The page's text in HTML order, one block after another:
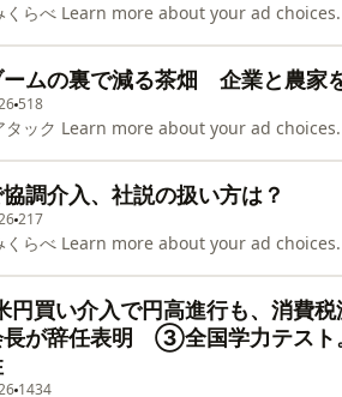
くらべ Learn more about your ad
ムの裏で減る茶畑 企業と農家
518
タック Learn more about your ad
調介入、社説の扱い方は？
217
くらべ Learn more about your ad
買い介入で円高進行も、消費
長が辞任表明 ③全国学力テスト
1434